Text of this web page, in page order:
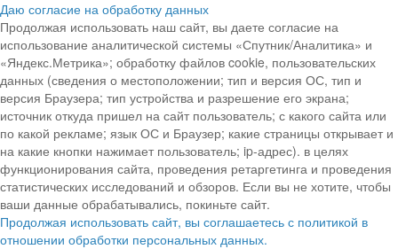
Даю согласие на обработку данных
Продолжая использовать наш сайт, вы даете согласие на
использование аналитической системы «Спутник/Аналитика» и
«Яндекс.Метрика»; обработку файлов cookie, пользовательских
данных (сведения о местоположении; тип и версия ОС, тип и
версия Браузера; тип устройства и разрешение его экрана;
источник откуда пришел на сайт пользователь; с какого сайта или
по какой рекламе; язык ОС и Браузер; какие страницы открывает и
на какие кнопки нажимает пользователь; ip-адрес). в целях
функционирования сайта, проведения ретаргетинга и проведения
статистических исследований и обзоров. Если вы не хотите, чтобы
ваши данные обрабатывались, покиньте сайт.
Продолжая использовать сайт, вы соглашаетесь с политикой в
отношении обработки персональных данных.